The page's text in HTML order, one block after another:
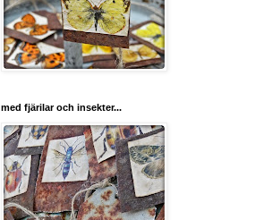
med fjärilar och insekter...